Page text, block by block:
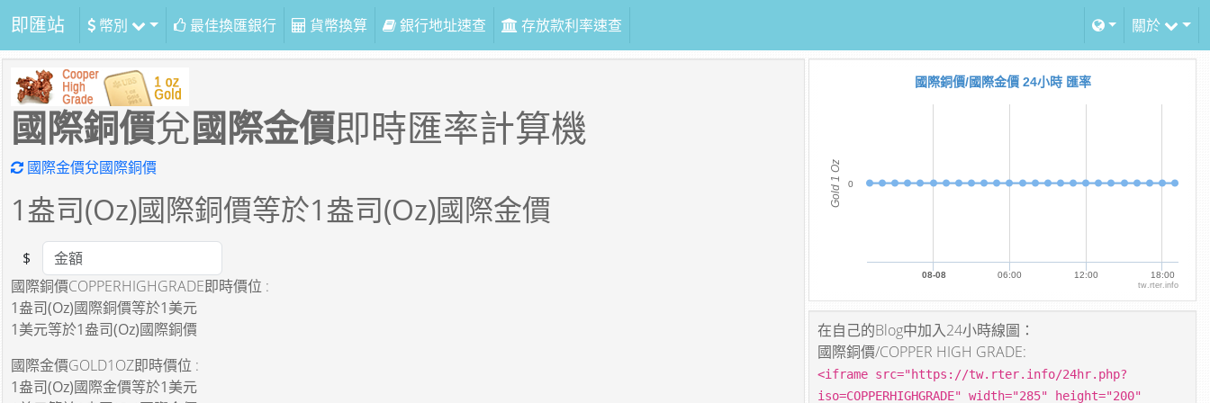
即匯站 幣別 最佳換匯銀行 貨幣換算 銀行地址速查 存放款利率速查 關於
國際銅價兌國際金價即時匯率計算機
國際金價兌國際銅價
1盎司(Oz)國際銅價等於1盎司(Oz)國際金價
Amount
$
國際銅價COPPERHIGHGRADE即時價位 :
1盎司(Oz)國際銅價等於1美元
1美元等於1盎司(Oz)國際銅價
國際金價GOLD1OZ即時價位 :
1盎司(Oz)國際金價等於1美元
Gold 1 Oz
國際銅價/國際金價 24小時 匯率
08-08 06:00 12:00 18:00
0
tw.rter.info
在自己的Blog中加入24小時線圖：
國際銅價/COPPER HIGH GRADE:
<iframe src="https://tw.rter.info/24hr.php?
iso=COPPERHIGHGRADE" width="285" height="200"